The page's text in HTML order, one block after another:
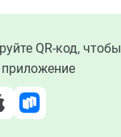
QR-код, чтобы